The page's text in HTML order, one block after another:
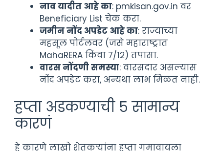
नाव यादीत आहे का: pmkisan.gov.in वर
Beneficiary List चेक करा.
जमीन नोंद अपडेट आहे का: राज्याच्या
महसूल पोर्टलवर (जसे महाराष्ट्रात
MahaRERA किंवा ७/१२) तपासा.
वारस नोंदणी समस्या: वारसदार असल्यास
नोंद अपडेट करा, अन्यथा लाभ मिळत नाही.
हप्ता अडकण्याची ५ सामान्य
कारणं
हे कारणे लाखो शेतकऱ्यांना हप्ता गमावायला